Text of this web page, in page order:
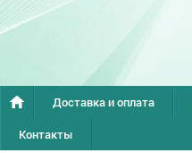
Доставка и оплата
Контакты